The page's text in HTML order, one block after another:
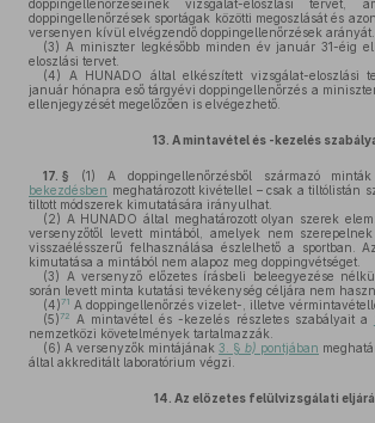
doppingellenőrzéseinek vizsgálat-eloszlási tervét,
doppingellenőrzések sportágak közötti megoszlását és
versenyen kívül elvégzendő doppingellenőrzések arányát.
(3) A miniszter legkésőbb minden év január 31-éig
eloszlási tervet.
(4) A HUNADO által elkészített vizsgálat-eloszlási
január hónapra eső tárgyévi doppingellenőrzés a
ellenjegyzését megelőzően is elvégezhető.
13. A mintavétel és -kezelés
17. § (1) A doppingellenőrzésből származó
bekezdésben meghatározott kivétellel – csak a tiltólistán
tiltott módszerek kimutatására irányulhat.
(2) A HUNADO által meghatározott olyan szerek
versenyzőtől levett mintából, amelyek nem
visszaélésszerű felhasználása észlelhető a sportban.
kimutatása a mintából nem alapoz meg doppingvétséget.
(3) A versenyző előzetes írásbeli beleegyezése
során levett minta kutatási tevékenység céljára nem
(4)71 A doppingellenőrzés vizelet-, illetve
(5)72 A mintavétel és -kezelés részletes szabályait a
nemzetközi követelmények tartalmazzák.
(6) A versenyzők mintájának 3. § b) pontjában
által akkreditált laboratórium végzi.
14. Az előzetes felülvizsgálati